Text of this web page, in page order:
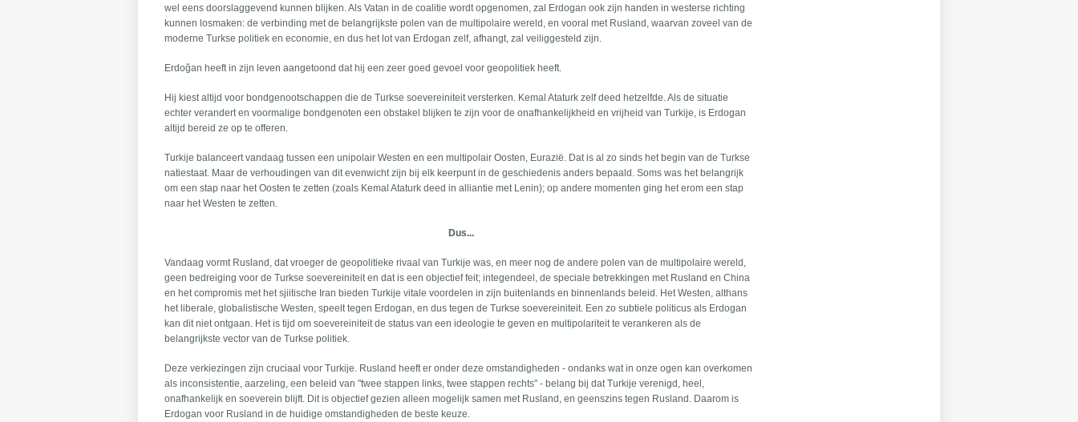
wel eens doorslaggevend kunnen blijken. Als Vatan in de coalitie wordt opgenomen, zal Erdogan ook zijn handen in westerse richting
kunnen losmaken: de verbinding met de belangrijkste polen van de multipolaire wereld, en vooral met Rusland, waarvan zoveel van de
moderne Turkse politiek en economie, en dus het lot van Erdogan zelf, afhangt, zal veiliggesteld zijn.
Erdoğan heeft in zijn leven aangetoond dat hij een zeer goed gevoel voor geopolitiek heeft.
Hij kiest altijd voor bondgenootschappen die de Turkse soevereiniteit versterken. Kemal Ataturk zelf deed hetzelfde. Als de situatie
echter verandert en voormalige bondgenoten een obstakel blijken te zijn voor de onafhankelijkheid en vrijheid van Turkije, is Erdogan
altijd bereid ze op te offeren.
Turkije balanceert vandaag tussen een unipolair Westen en een multipolair Oosten, Eurazië. Dat is al zo sinds het begin van de Turkse
natiestaat. Maar de verhoudingen van dit evenwicht zijn bij elk keerpunt in de geschiedenis anders bepaald. Soms was het belangrijk
om een stap naar het Oosten te zetten (zoals Kemal Ataturk deed in alliantie met Lenin); op andere momenten ging het erom een stap
naar het Westen te zetten.
Dus...
Vandaag vormt Rusland, dat vroeger de geopolitieke rivaal van Turkije was, en meer nog de andere polen van de multipolaire wereld,
geen bedreiging voor de Turkse soevereiniteit en dat is een objectief feit; integendeel, de speciale betrekkingen met Rusland en China
en het compromis met het sjiitische Iran bieden Turkije vitale voordelen in zijn buitenlands en binnenlands beleid. Het Westen, althans
het liberale, globalistische Westen, speelt tegen Erdogan, en dus tegen de Turkse soevereiniteit. Een zo subtiele politicus als Erdogan
kan dit niet ontgaan. Het is tijd om soevereiniteit de status van een ideologie te geven en multipolariteit te verankeren als de
belangrijkste vector van de Turkse politiek.
Deze verkiezingen zijn cruciaal voor Turkije. Rusland heeft er onder deze omstandigheden - ondanks wat in onze ogen kan overkomen
als inconsistentie, aarzeling, een beleid van "twee stappen links, twee stappen rechts" - belang bij dat Turkije verenigd, heel,
onafhankelijk en soeverein blijft. Dit is objectief gezien alleen mogelijk samen met Rusland, en geenszins tegen Rusland. Daarom is
Erdogan voor Rusland in de huidige omstandigheden de beste keuze.